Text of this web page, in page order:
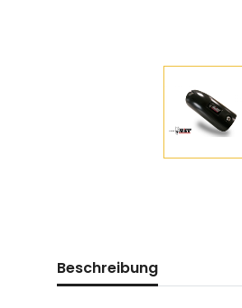
Beschreibung